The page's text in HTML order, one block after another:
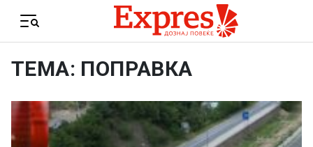
Menu
ТЕМА: ПОПРАВКА